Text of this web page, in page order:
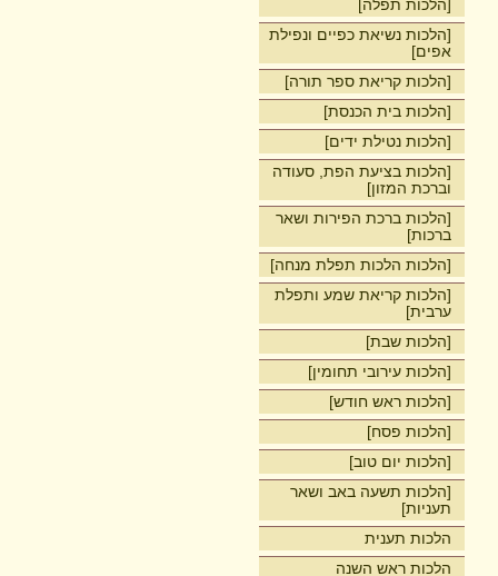
[הלכות תפלה]
[הלכות נשיאת כפיים ונפילת
אפים]
[הלכות קריאת ספר תורה]
[הלכות בית הכנסת]
[הלכות נטילת ידים]
[הלכות בציעת הפת, סעודה
וברכת המזון]
[הלכות ברכת הפירות ושאר
ברכות]
[הלכות הלכות תפלת מנחה]
[הלכות קריאת שמע ותפלת
ערבית]
[הלכות שבת]
[הלכות עירובי תחומין]
[הלכות ראש חודש]
[הלכות פסח]
[הלכות יום טוב]
[הלכות תשעה באב ושאר
תעניות]
הלכות תענית
הלכות ראש השנה